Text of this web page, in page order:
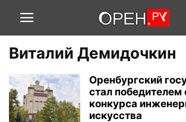
Виталий Демидочкин
Оренбургский
стал победителем
конкурса
искусства